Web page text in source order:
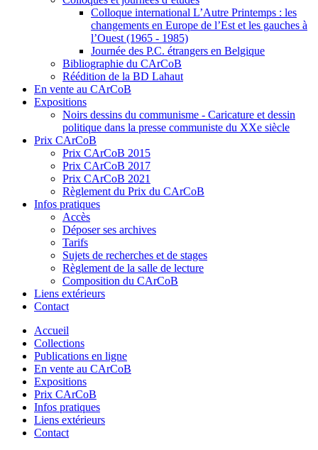
Colloque international L’Autre Printemps : les
changements en Europe de l’Est et les gauches à
l’Ouest (1965 - 1985)
Journée des P.C. étrangers en Belgique
Bibliographie du CArCoB
Réédition de la BD Lahaut
En vente au CArCoB
Expositions
Noirs dessins du communisme - Caricature et dessin
politique dans la presse communiste du XXe siècle
Prix CArCoB
Prix CArCoB 2015
Prix CArCoB 2017
Prix CArCoB 2021
Règlement du Prix du CArCoB
Infos pratiques
Accès
Déposer ses archives
Tarifs
Sujets de recherches et de stages
Règlement de la salle de lecture
Composition du CArCoB
Liens extérieurs
Contact
Accueil
Collections
Publications en ligne
En vente au CArCoB
Expositions
Prix CArCoB
Infos pratiques
Liens extérieurs
Contact